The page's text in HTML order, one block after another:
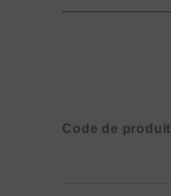
Code de produit